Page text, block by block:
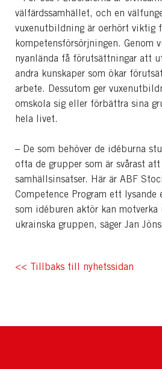
välfärdssamhället, och en
vuxenutbildning är oerhört viktig
kompetensförsörjningen. Genom
nyanlända få förutsättningar att
andra kunskaper som ökar
arbete. Dessutom ger
omskola sig eller förbättra sina
hela livet.
– De som behöver de idéburna
ofta de grupper som är svårast
samhällsinsatser. Här är ABF
Competence Program ett lysande
som idéburen aktör kan
ukrainska gruppen, säger Jan
<< Tillbaks till nyhetssidan